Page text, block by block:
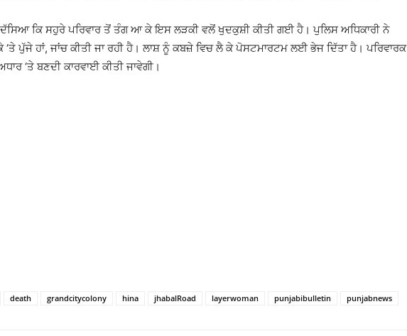
ਦੱਸਿਆ ਕਿ ਸਹੁਰੇ ਪਰਿਵਾਰ ਤੋਂ ਤੰਗ ਆ ਕੇ ਇਸ ਲੜਕੀ ਵਲੋਂ ਖੁਦਕੁਸ਼ੀ ਕੀਤੀ ਗਈ ਹੈ। ਪੁਲਿਸ ਅਧਿਕਾਰੀ ਨੇ
ਪੁੱਜੇ ਹਾਂ, ਜਾਂਚ ਕੀਤੀ ਜਾ ਰਹੀ ਹੈ। ਲਾਸ਼ ਨੂੰ ਕਬਜ਼ੇ ਵਿਚ ਲੈ ਕੇ ਪੋਸਟਮਾਰਟਮ ਲਈ ਭੇਜ ਦਿੱਤਾ ਹੈ। ਪਰਿਵਾਰਕ
‘ਤੇ ਬਣਦੀ ਕਾਰਵਾਈ ਕੀਤੀ ਜਾਵੇਗੀ।
death grandcitycolony hina jhabalRoad layerwoman punjabibulletin punjabnews